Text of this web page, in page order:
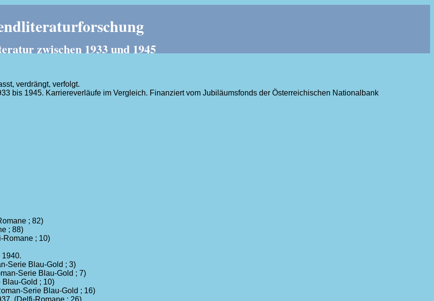
zwischen 1933 und 1945
verdrängt, verfolgt.
bis 1945. Karriereverläufe im Vergleich. Finanziert vom Jubiläumsfonds der Österreichischen Nationalbank
; 82)
; 88)
Romane ; 10)
1940.
Serie Blau-Gold ; 3)
Serie Blau-Gold ; 7)
Gold ; 10)
Serie Blau-Gold ; 16)
(Delfi-Romane ; 26)